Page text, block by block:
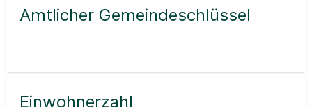
Amtlicher Gemeindeschlüssel
Einwohnerzahl